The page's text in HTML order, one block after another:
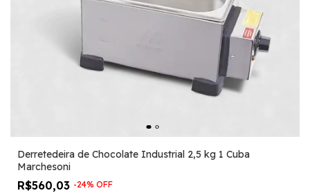
Derretedeira de Chocolate Industrial 2,5 kg 1 Cuba
Marchesoni
R$560,03 -24% OFF